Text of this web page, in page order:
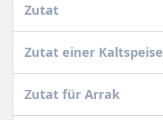
Zutat
Zutat einer Kaltspeise
Zutat für Arrak